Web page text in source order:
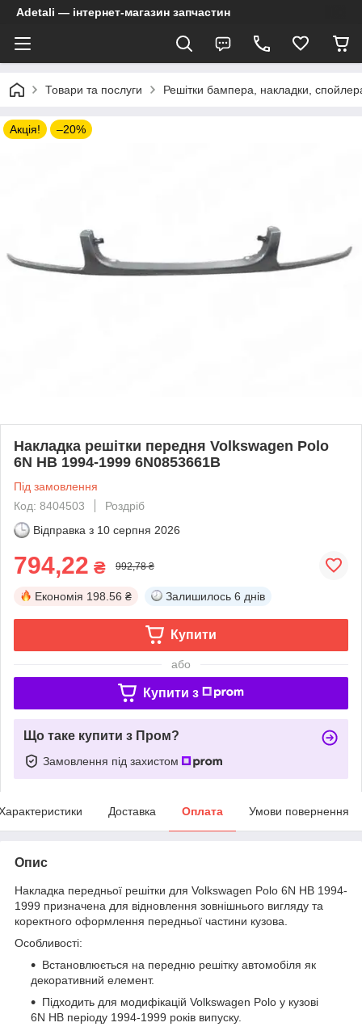
Adetali — інтернет-магазин запчастин
Товари та послуги Решітки бампера, накладки,
Акція! –20%
Накладка решітки передня Volkswagen Polo
6N HB 1994-1999 6N0853661B
Під замовлення
Код: 8404503
Роздріб
Відправка з 10 серпня 2026
794,22 ₴ 992,78 ₴
Економія 198.56 ₴ Залишилось 6 днів
Купити
або
Купити з
Що таке купити з Пром?
Замовлення під захистом
Доставка Оплата Умови повернення
Опис
Накладка передньої решітки для Volkswagen Polo 6N HB 1994-
1999 призначена для відновлення зовнішнього вигляду та
коректного оформлення передньої частини кузова.
Особливості:
Встановлюється на передню решітку автомобіля як
декоративний елемент.
Підходить для модифікацій Volkswagen Polo у кузові
6N HB періоду 1994-1999 років випуску.